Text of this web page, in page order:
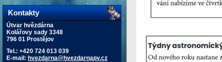
Kontakty
Útvar hvězdárna
Kolářovy sady 3348
796 01 Prostějov
Tel.: +420 724 013 039
E-mail: hvezdarna@hvezdarnapv.cz